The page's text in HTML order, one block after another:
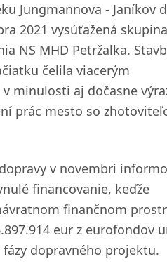
Jungmannova - Janíkov
2021 vysúťažená skupina
NS MHD Petržalka.
čelila viacerým
minulosti aj dočasne
prác mesto so
v novembri
financovanie, keďže
finančnom
eur z eurofondov
dopravného projektu.